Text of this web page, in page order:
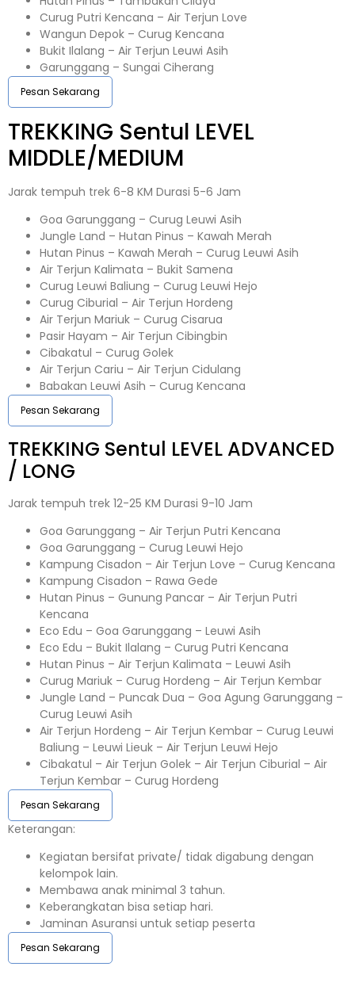
Curug Putri Kencana – Air Terjun Love
Wangun Depok – Curug Kencana
Bukit Ilalang – Air Terjun Leuwi Asih
Garunggang – Sungai Ciherang
Pesan Sekarang
TREKKING Sentul LEVEL
MIDDLE/MEDIUM
Jarak tempuh trek 6-8 KM Durasi 5-6 Jam
Goa Garunggang – Curug Leuwi Asih
Jungle Land – Hutan Pinus – Kawah Merah
Hutan Pinus – Kawah Merah – Curug Leuwi Asih
Air Terjun Kalimata – Bukit Samena
Curug Leuwi Baliung – Curug Leuwi Hejo
Curug Ciburial – Air Terjun Hordeng
Air Terjun Mariuk – Curug Cisarua
Pasir Hayam – Air Terjun Cibingbin
Cibakatul – Curug Golek
Air Terjun Cariu – Air Terjun Cidulang
Babakan Leuwi Asih – Curug Kencana
Pesan Sekarang
TREKKING Sentul LEVEL ADVANCED
/ LONG
Jarak tempuh trek 12-25 KM Durasi 9-10 Jam
Goa Garunggang – Air Terjun Putri Kencana
Goa Garunggang – Curug Leuwi Hejo
Kampung Cisadon – Air Terjun Love – Curug Kencana
Kampung Cisadon – Rawa Gede
Hutan Pinus – Gunung Pancar – Air Terjun Putri
Kencana
Eco Edu – Goa Garunggang – Leuwi Asih
Eco Edu – Bukit Ilalang – Curug Putri Kencana
Hutan Pinus – Air Terjun Kalimata – Leuwi Asih
Curug Mariuk – Curug Hordeng – Air Terjun Kembar
Jungle Land – Puncak Dua – Goa Agung Garunggang –
Curug Leuwi Asih
Air Terjun Hordeng – Air Terjun Kembar – Curug Leuwi
Baliung – Leuwi Lieuk – Air Terjun Leuwi Hejo
Cibakatul – Air Terjun Golek – Air Terjun Ciburial – Air
Terjun Kembar – Curug Hordeng
Pesan Sekarang
Keterangan:⁣⁣
Kegiatan bersifat private/ tidak digabung dengan
kelompok lain.
Membawa anak minimal 3 tahun.⁣⁣
Keberangkatan bisa setiap hari.⁣⁣
Jaminan Asuransi untuk setiap peserta ⁣⁣
Pesan Sekarang